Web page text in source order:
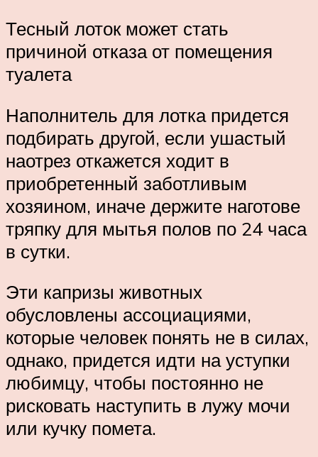
Тесный лоток может стать
причиной отказа от помещения
туалета
Наполнитель для лотка придется
подбирать другой, если ушастый
наотрез откажется ходит в
приобретенный заботливым
хозяином, иначе держите наготове
тряпку для мытья полов по 24 часа
в сутки.
Эти капризы животных
обусловлены ассоциациями,
которые человек понять не в силах,
однако, придется идти на уступки
любимцу, чтобы постоянно не
рисковать наступить в лужу мочи
или кучку помета.